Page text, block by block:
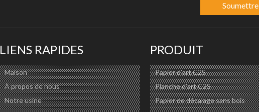
https://www.centurypapergroup.com/download.html
Soumettre
LIENS RAPIDES
Maison
À propos de nous
Notre usine
PRODUIT
Papier d'art C2S
Planche d'art C2S
Papier de décalage sans bois